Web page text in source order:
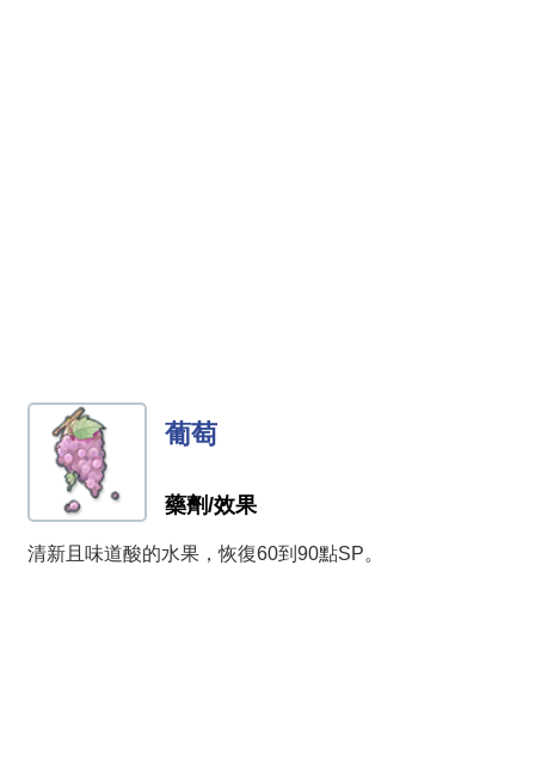
葡萄
藥劑/效果
清新且味道酸的水果，恢復60到90點SP。